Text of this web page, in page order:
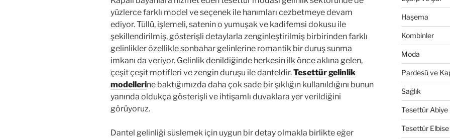
yüzlerce farklı model ve seçenek ile hanımları cezbetmeye devam
ediyor. Tüllü, işlemeli, satenin o yumuşak ve kadifemsi dokusu ile
şekillendirilmiş, gösterişli detaylarla zenginleştirilmiş birbirinden farklı
gelinlikler özellikle sonbahar gelinlerine romantik bir duruş sunma
imkanı da veriyor. Gelinlik denildiğinde herkesin ilk önce aklına gelen,
çeşit çeşit motifleri ve zengin duruşu ile danteldir.Tesettür gelinlik
modellerine baktığımızda daha çok sade bir şıklığın kullanıldığını bunun
yanında oldukça gösterişli ve ihtişamlı duvaklara yer verildiğini
görüyoruz.
Dantel gelinliği süslemek için uygun bir detay olmakla birlikte eğer
Haşema
Kombinler
Moda
Pardesü ve
Sağlık
Tesettür Abiye
Tesettür Elbise